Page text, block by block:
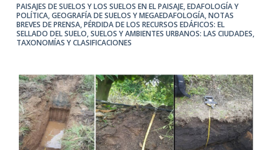
e
n
PAISAJES DE SUELOS Y LOS SUELOS EN EL PAISAJE,EDAFOLOGÍA Y
POLÍTICA,GEOGRAFÍA DE SUELOS Y MEGAEDAFOLOGÍA,NOTAS
BREVES DE PRENSA,PÉRDIDA DE LOS RECURSOS EDÁFICOS: EL
SELLADO DEL SUELO,SUELOS Y AMBIENTES URBANOS: LAS CIUDADES,
TAXONOMÍAS Y CLASIFICACIONES